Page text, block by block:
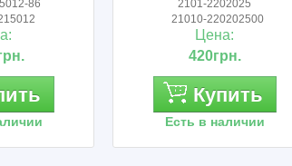
21010-220202500
Купить
Есть в наличии